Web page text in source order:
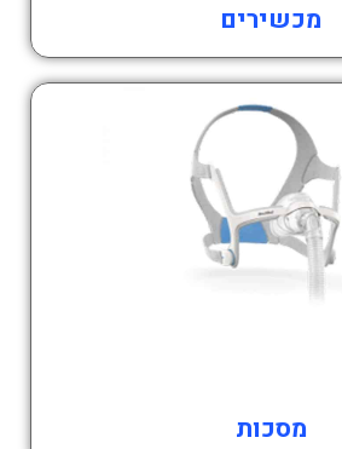
מכשירים
מסכות